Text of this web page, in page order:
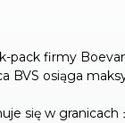
pack firmy
BVS osiąga
się w granicach